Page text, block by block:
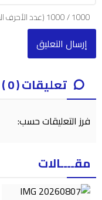
1000
/
1000(عدد الأحرف
تعليقات ( 0 )
فرز التعليقات حسب:
مقــــالات